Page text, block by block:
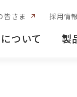
皆さま 採用情報
ついて 製